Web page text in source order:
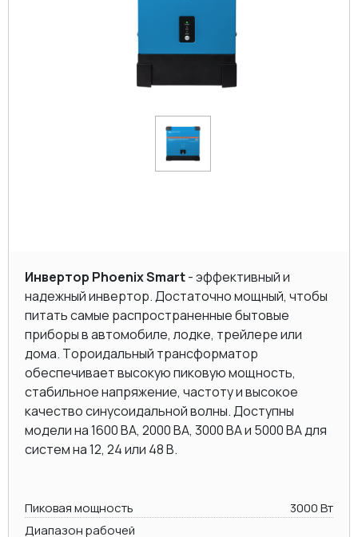
Инвертор Phoenix Smart- эффективный и
надежный инвертор. Достаточно мощный, чтобы
питать самые распространенные бытовые
приборы в автомобиле, лодке, трейлере или
дома. Тороидальный трансформатор
обеспечивает высокую пиковую мощность,
стабильное напряжение, частоту и высокое
качество синусоидальной волны. Доступны
модели на 1600 ВА, 2000 BA, 3000 BA и 5000 ВА для
систем на 12, 24 или 48 В.
Пиковая мощность
3000 Вт
Диапазон рабочей